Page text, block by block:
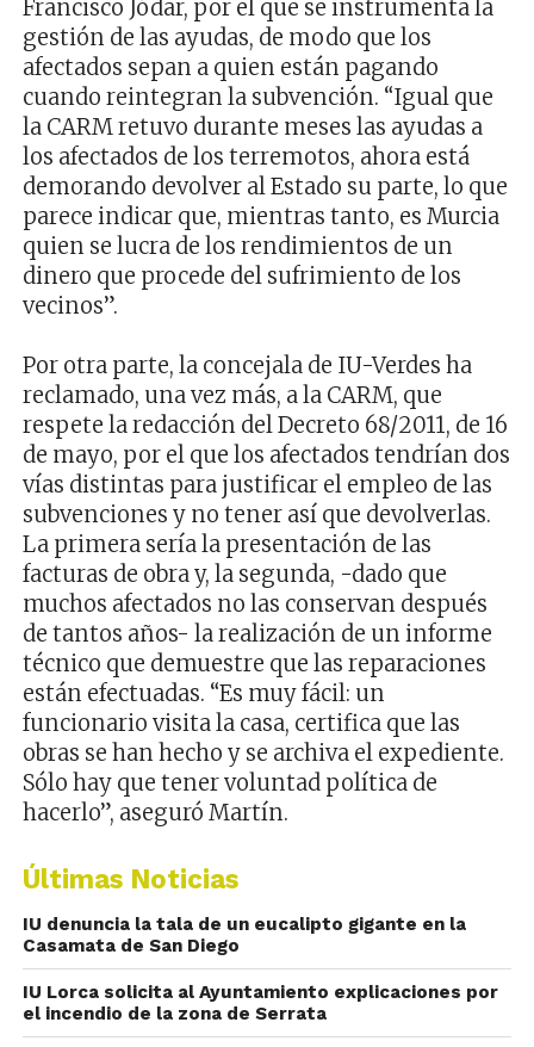
Francisco Jódar, por el que se instrumenta la
gestión de las ayudas, de modo que los
afectados sepan a quien están pagando
cuando reintegran la subvención. “Igual que
la CARM retuvo durante meses las ayudas a
los afectados de los terremotos, ahora está
demorando devolver al Estado su parte, lo que
parece indicar que, mientras tanto, es Murcia
quien se lucra de los rendimientos de un
dinero que procede del sufrimiento de los
vecinos”.
Por otra parte, la concejala de IU-Verdes ha
reclamado, una vez más, a la CARM, que
respete la redacción del Decreto 68/2011, de 16
de mayo, por el que los afectados tendrían dos
vías distintas para justificar el empleo de las
subvenciones y no tener así que devolverlas.
La primera sería la presentación de las
facturas de obra y, la segunda, -dado que
muchos afectados no las conservan después
de tantos años- la realización de un informe
técnico que demuestre que las reparaciones
están efectuadas. “Es muy fácil: un
funcionario visita la casa, certifica que las
obras se han hecho y se archiva el expediente.
Sólo hay que tener voluntad política de
hacerlo”, aseguró Martín.
Últimas Noticias
IU denuncia la tala de un eucalipto gigante en la
Casamata de San Diego
IU Lorca solicita al Ayuntamiento explicaciones por
el incendio de la zona de Serrata